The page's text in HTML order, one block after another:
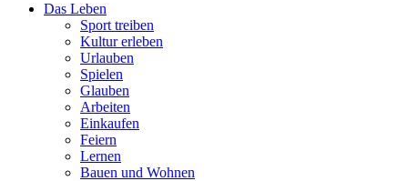
Das Leben
Sport treiben
Kultur erleben
Urlauben
Spielen
Glauben
Arbeiten
Einkaufen
Feiern
Lernen
Bauen und Wohnen